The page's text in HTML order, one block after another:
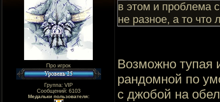
Про игрок
Группа: VIP
Сообщений: 6103
Медальки пользователя:
в этом и проблема
не разное, а то
Возможно тупая
рандомной по
с джобой на